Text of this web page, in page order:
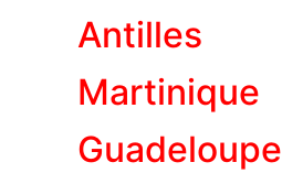
Antilles
Martinique
Guadeloupe